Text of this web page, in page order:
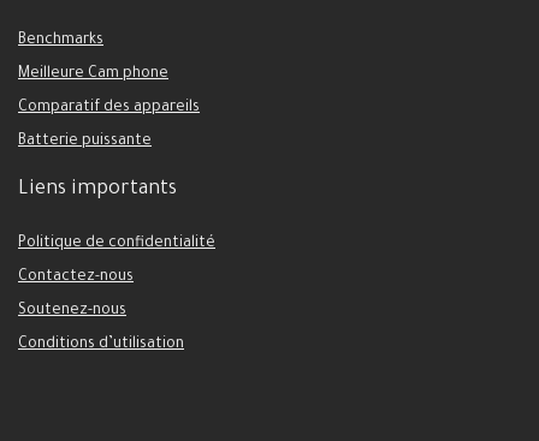
Benchmarks
Meilleure Cam phone
Comparatif des appareils
Batterie puissante
Liens importants
Politique de confidentialité
Contactez-nous
Soutenez-nous
Conditions d’utilisation